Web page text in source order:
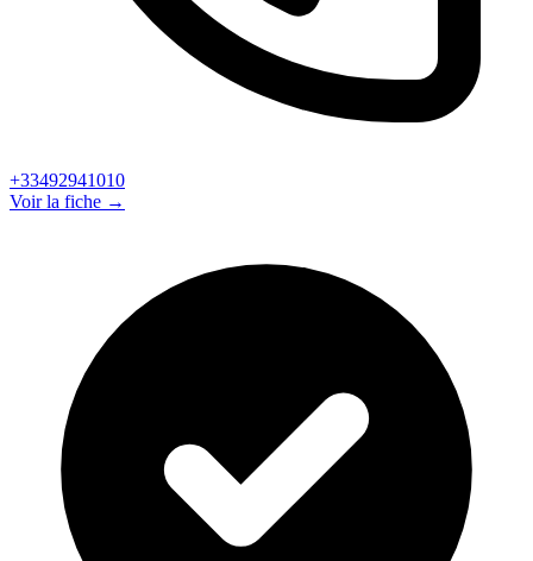
+33492941010
Voir la fiche →